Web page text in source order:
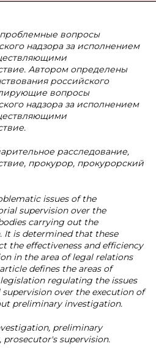
проблемные вопросы
надзора за исполнением
Автором определены
российского
вопросы
надзора за исполнением
расследование,
прокурор, прокурорский
issues of the
supervision over the
carrying out the
is determined that these
the effectiveness and efficiency
in the area of legal relations
defines the areas of
regulating the issues
over the execution of
preliminary investigation.
preliminary
supervision.